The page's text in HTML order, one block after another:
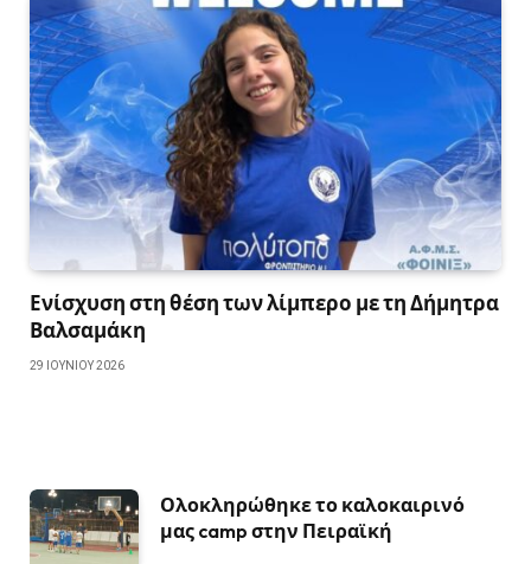
Ενίσχυση στη θέση των λίμπερο με τη Δήμητρα
Βαλσαμάκη
29 ΙΟΥΝΊΟΥ 2026
Ολοκληρώθηκε το καλοκαιρινό
μας camp στην Πειραϊκή